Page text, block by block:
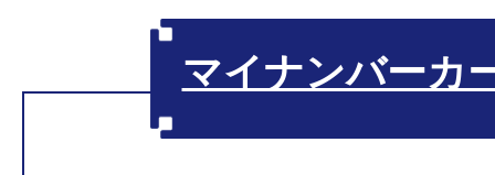
マイナンバーカ